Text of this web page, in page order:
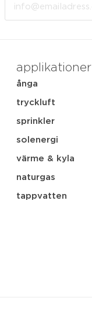
applikationer
ånga
tryckluft
sprinkler
solenergi
värme & kyla
naturgas
tappvatten